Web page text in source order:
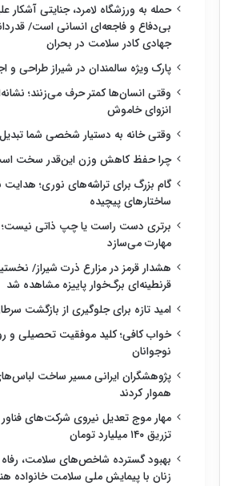
حمله به ورزشگاه لامرد، جنایتی آشکار
بی‌دفاع و فاجعه‌ای انسانی است/
جهادی کادر سلامت در بحران
پارک ویژه سالمندان در شیراز طراحی و
وقتی انسان‌ها کمتر حرف می‌زنند؛
انزوای خاموش
وقتی خانه به دستیار شخصی شما
چرا حفظ کاهش وزن این‌قدر سخت
گام بزرگ برای تراشه‌های نوری؛ هدایت
ساختارهای پیچیده
برتری دست راست یا چپ ذاتی نیست؛
مهارت می‌سازد
هشدار قرمز در مزارع ذرت شیراز/
قرنطینه‌ای برگ‌خوار پاییزه مشاهده شد
امید تازه برای جلوگیری از بازگشت
خواب کافی؛ کلید موفقیت تحصیلی و
نوجوانان
پژوهشگران ایرانی مسیر ساخت
هموار کردند
مهار موج تعدیل نیروی شرکت‌های
تزریق ۱۴۰ میلیارد تومان
بهبود گسترده شاخص‌های سلامت، رفاه
زنان با پیمایش ملی سلامت خانواده